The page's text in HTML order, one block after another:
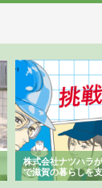
株式会社ナツハラ
で滋賀の暮らしを